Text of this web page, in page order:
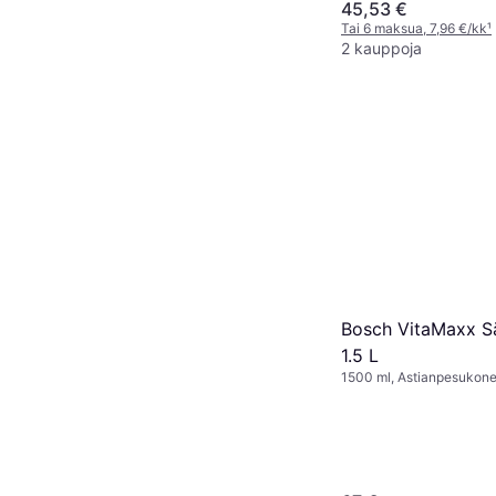
45,53 €
Tai 6 maksua, 7,96 €/kk¹
2 kauppoja
Bosch VitaMaxx
1.5 L
1500 ml,